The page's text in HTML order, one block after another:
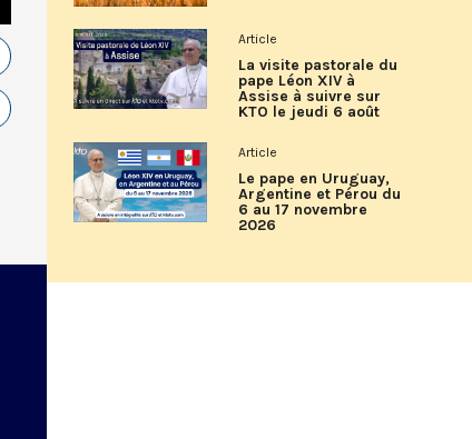
Article
La visite pastorale du
pape Léon XIV à
Assise à suivre sur
KTO le jeudi 6 août
Article
Le pape en Uruguay,
Argentine et Pérou du
6 au 17 novembre
2026